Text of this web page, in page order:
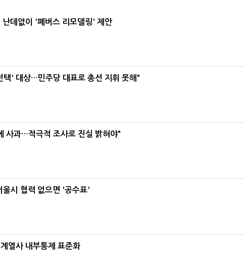
데없이 '폐버스 리모델링' 제안
택' 대상…민주당 대표로 총선 지휘 못해"
사과…적극적 조사로 진실 밝혀야"
시 협력 없으면 '공수표'
열사 내부통제 표준화